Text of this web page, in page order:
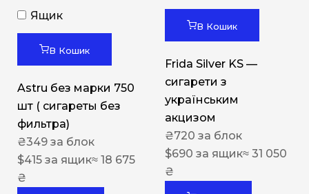
Ящик
В Кошик
Astru без марки 750
шт ( сигареты без
фильтра)
₴349 за блок
$415 за ящик≈ 18 675
₴
В Кошик
Frida Silver KS —
сигарети з
українським
акцизом
₴720 за блок
$690 за ящик≈ 31 050
₴